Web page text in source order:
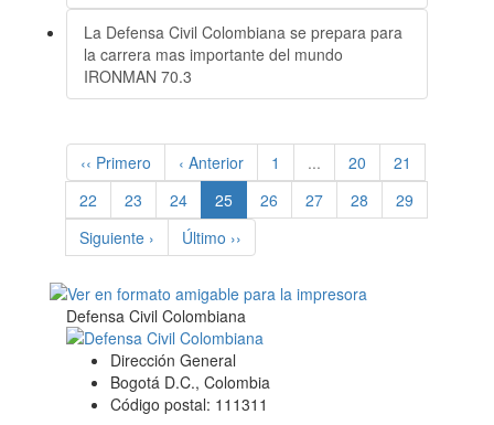
La Defensa Civil Colombiana se prepara para
la carrera mas importante del mundo
IRONMAN 70.3
‹‹ Primero ‹ Anterior 1 ... 20
21
22
23 24 25(current)
26 27 28
29
Siguiente ›
Último ››
Defensa Civil Colombiana
Dirección General
Bogotá D.C., Colombia
Código postal: 111311